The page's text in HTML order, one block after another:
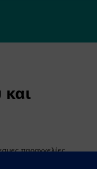
παραγγελίες,
των εργασιών